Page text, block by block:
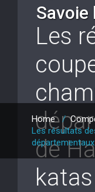
Home/
Les résultats
Les
de